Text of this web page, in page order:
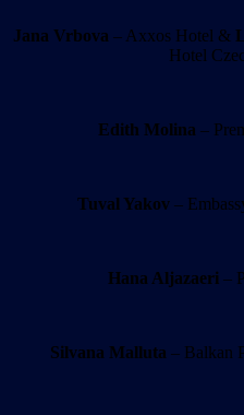
Jana Vrbova – Axxos Hotel &
Hotel
Edith Molina –
Tuval Yakov–
Hana Aljazaeri –
Silvana Malluta – Balkan